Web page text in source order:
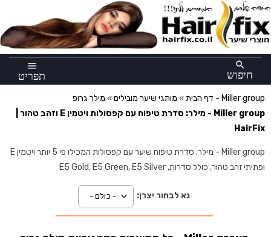
menu
תפריט
search
חיפוש
דף הבית» מותגי שיער מובילים»
מילר גרופ - Miller group
Miller group - מילר: סדרת טיפוח עם קפסולות ויטמין E וזהב טהור |
HairFix
Miller group - מילר: סדרת טיפוח שיער עם קפסולות המכילו פי 5 יותר ויטמין E
ופתיתי זהב טהור, כולל סדרות, E5 Gold, E5 Green, E5 Silver
נא לבחור יצרן:
×